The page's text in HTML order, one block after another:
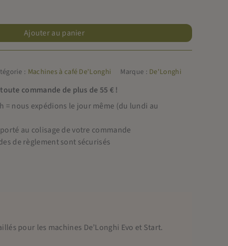
Ajouter au panier
: Machines à café De'Longhi Marque : De'Longhi
commande de plus de 55 € !
= nous expédions le jour même (du lundi au
au colisage de votre commande
de règlement sont sécurisés
pour les machines De’Longhi Evo et Start.